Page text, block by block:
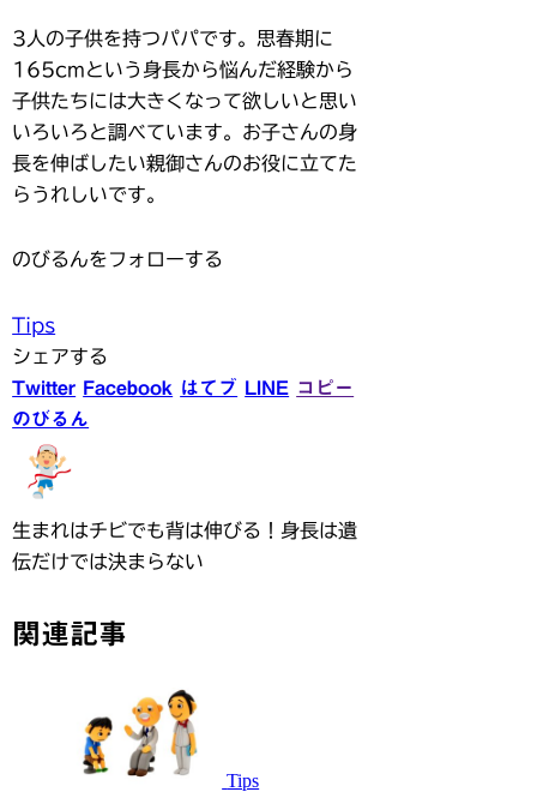
3人の子供を持つパパです。思春期に
165cmという身長から悩んだ経験から
子供たちには大きくなって欲しいと思い
いろいろと調べています。お子さんの身
長を伸ばしたい親御さんのお役に立てた
らうれしいです。
のびるんをフォローする
Tips
シェアする
Twitter Facebook はてブ LINE コピー
のびるん
生まれはチビでも背は伸びる！身長は遺
伝だけでは決まらない
関連記事
Tips